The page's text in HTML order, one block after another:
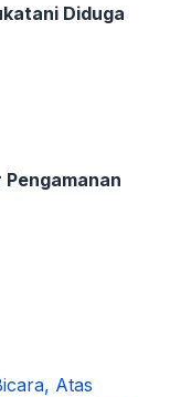
Diduga
Atas